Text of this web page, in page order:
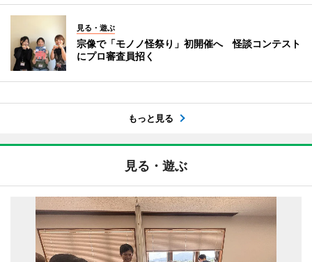
見る・遊ぶ
宗像で「モノノ怪祭り」初開催へ 怪談コンテスト
にプロ審査員招く
もっと見る
見る・遊ぶ